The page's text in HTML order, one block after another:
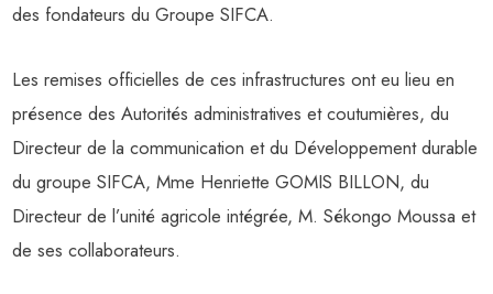
des fondateurs du Groupe SIFCA.
Les remises officielles de ces infrastructures ont eu lieu en
présence des Autorités administratives et coutumières, du
Directeur de la communication et du Développement durable
du groupe SIFCA, Mme Henriette GOMIS BILLON, du
Directeur de l’unité agricole intégrée, M. Sékongo Moussa et
de ses collaborateurs.